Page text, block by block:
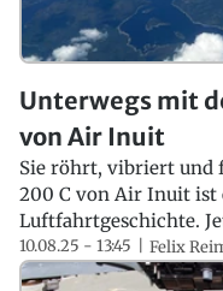
Unterwegs mit
von Air Inuit
Sie röhrt, vibriert und
200 C von Air Inuit ist
Luftfahrtgeschichte.
10.08.25 - 13:45 Felix